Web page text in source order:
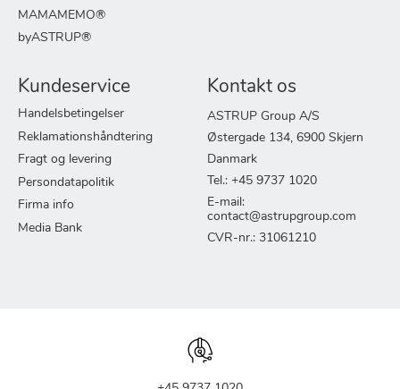
MAMAMEMO®
byASTRUP®
Kundeservice
Handelsbetingelser
Reklamationshåndtering
Fragt og levering
Persondatapolitik
Firma info
Media Bank
Kontakt os
ASTRUP Group A/S
Østergade 134, 6900 Skjern
Danmark
Tel.: +45 9737 1020
E-mail:
contact@astrupgroup.com
CVR-nr.: 31061210